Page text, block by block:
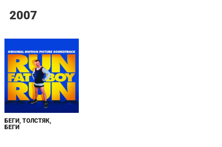
2007
БЕГИ, ТОЛСТЯК,
БЕГИ